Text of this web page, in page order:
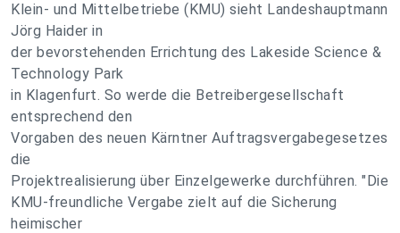
Klein- und Mittelbetriebe (KMU) sieht Landeshauptmann
Jörg Haider in
der bevorstehenden Errichtung des Lakeside Science &
Technology Park
in Klagenfurt. So werde die Betreibergesellschaft
entsprechend den
Vorgaben des neuen Kärntner Auftragsvergabegesetzes
die
Projektrealisierung über Einzelgewerke durchführen. "Die
KMU-freundliche Vergabe zielt auf die Sicherung
heimischer